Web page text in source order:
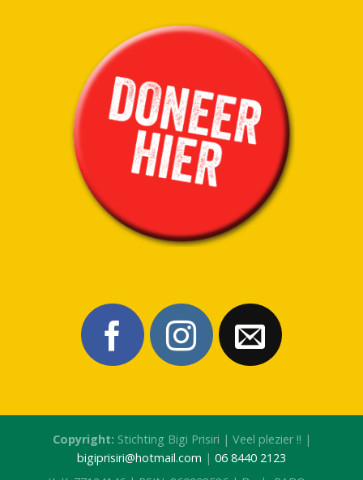
Copyright: Stichting Bigi Prisiri | Veel plezier !! |
bigiprisiri@hotmail.com | 06 8440 2123